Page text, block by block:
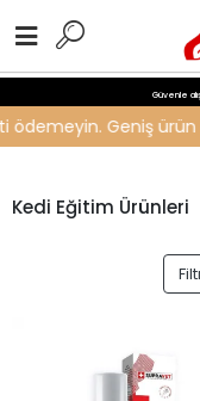
Güvenle
Geniş
Kedi Eğitim Ürünleri